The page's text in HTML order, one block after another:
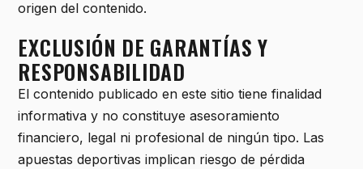
origen del contenido.
EXCLUSIÓN DE GARANTÍAS Y
RESPONSABILIDAD
El contenido publicado en este sitio tiene finalidad
informativa y no constituye asesoramiento
financiero, legal ni profesional de ningún tipo. Las
apuestas deportivas implican riesgo de pérdida